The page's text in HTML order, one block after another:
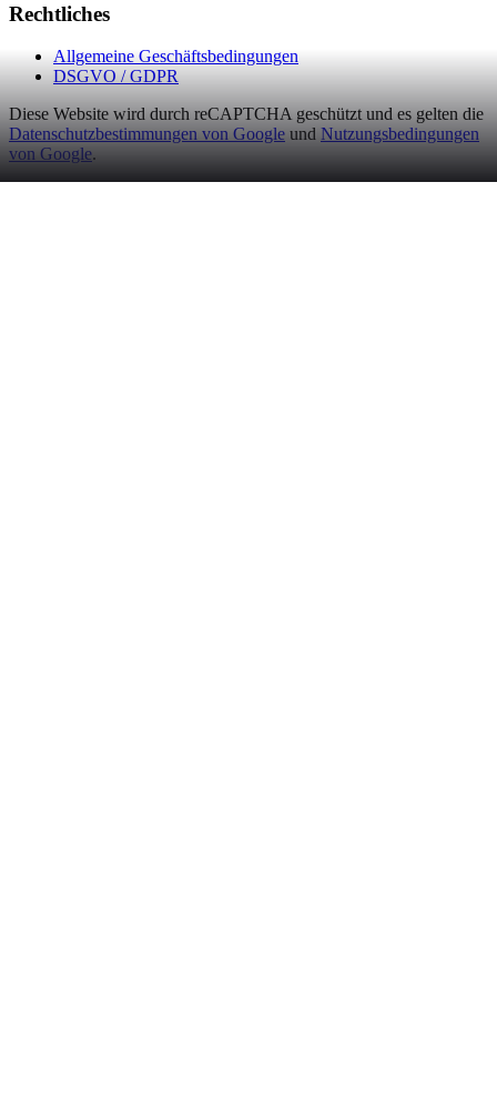
Rechtliches
Allgemeine Geschäftsbedingungen
DSGVO / GDPR
Diese Website wird durch reCAPTCHA geschützt und es gelten die
Datenschutzbestimmungen von Google und Nutzungsbedingungen
von Google.